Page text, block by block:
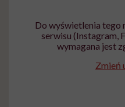
Do wyświetlenia tego
serwisu (Instagram,
wymagana jest
Zmień